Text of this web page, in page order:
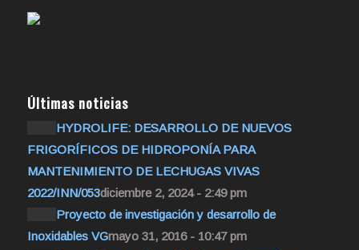
Últimas noticias
HYDROLIFE: DESARROLLO DE NUEVOS
FRIGORÍFICOS DE HIDROPONÍA PARA
MANTENIMIENTO DE LECHUGAS VIVAS
2022/INN/053diciembre 2, 2024 - 2:49 pm
Proyecto de investigación y desarrollo de
Inoxidables VGmayo 31, 2016 - 10:47 pm